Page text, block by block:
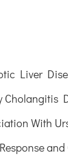
Liver
Cholangitis
With
and